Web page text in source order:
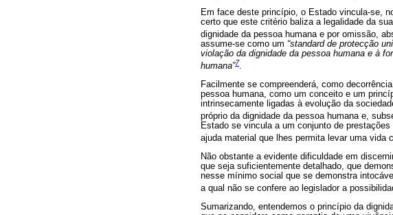
Em face deste princípio, o Estado vincula-se,
certo que este critério baliza a legalidade da
dignidade da pessoa humana e por omissão,
assume-se como um “standard de protecção
violação da dignidade da pessoa humana e à
humana”7.
Facilmente se compreenderá, como
pessoa humana, como um conceito e um
intrinsecamente ligadas à evolução da
próprio da dignidade da pessoa humana e,
Estado se vincula a um conjunto de
ajuda material que lhes permita levar uma vida
Não obstante a evidente dificuldade em
que seja suficientemente detalhado, que
nesse mínimo social que se demonstra
a qual não se confere ao legislador a
Sumarizando, entendemos o princípio da